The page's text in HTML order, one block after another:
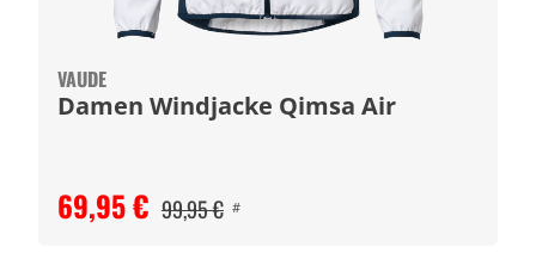
VAUDE
Damen Windjacke Qimsa Air
69,95 € 99,95 € #